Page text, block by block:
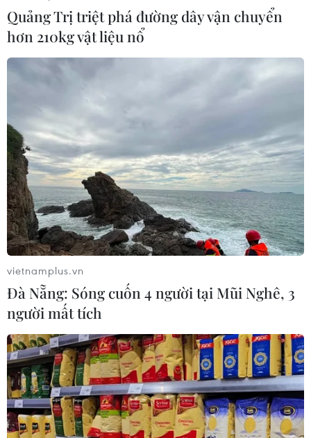
TIN CÙNG CHUYÊN MỤC
Cựu Trưởng ban quản lý chung cư
Quảng Trị triệt phá đường dây vận chuyển
hơn 210kg vật liệu nổ
vietnamplus.vn
Đà Nẵng: Sóng cuốn 4 người tại Mũi Nghê, 3
người mất tích